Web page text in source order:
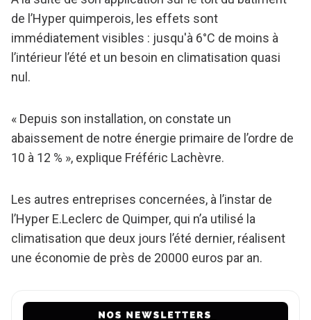
de l’Hyper quimperois, les effets sont
immédiatement visibles : jusqu'à 6°C de moins à
l’intérieur l’été et un besoin en climatisation quasi
nul.
« Depuis son installation, on constate un
abaissement de notre énergie primaire de l’ordre de
10 à 12 % », explique Fréféric Lachèvre.
Les autres entreprises concernées, à l’instar de
l’Hyper E.Leclerc de Quimper, qui n’a utilisé la
climatisation que deux jours l’été dernier, réalisent
une économie de près de 20000 euros par an.